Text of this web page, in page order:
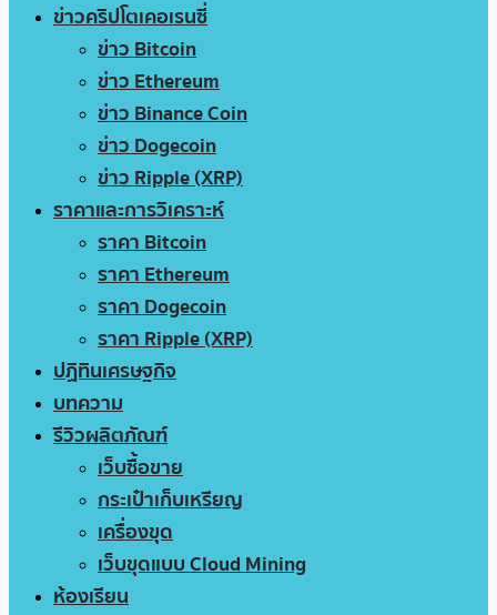
ข่าวคริปโตเคอเรนซี่
ข่าว Bitcoin
ข่าว Ethereum
ข่าว Binance Coin
ข่าว Dogecoin
ข่าว Ripple (XRP)
ราคาและการวิเคราะห์
ราคา Bitcoin
ราคา Ethereum
ราคา Dogecoin
ราคา Ripple (XRP)
ปฏิทินเศรษฐกิจ
บทความ
รีวิวผลิตภัณฑ์
เว็บซื้อขาย
กระเป๋าเก็บเหรียญ
เครื่องขุด
เว็บขุดแบบ Cloud Mining
ห้องเรียน